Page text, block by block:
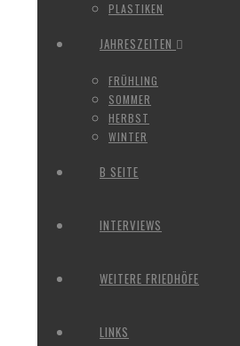
PLASTIKEN
JAHRESZEITEN
FRÜHLING
SOMMER
HERBST
WINTER
B SEITE
INTERVIEWS
WEITERE FRIEDHÖFE
LINKS